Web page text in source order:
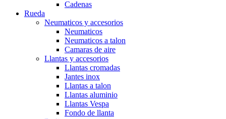
Cadenas
Rueda
Neumaticos y accesorios
Neumaticos
Neumaticos a talon
Camaras de aire
Llantas y accesorios
Llantas cromadas
Jantes inox
Llantas a talon
Llantas aluminio
Llantas Vespa
Fondo de llanta